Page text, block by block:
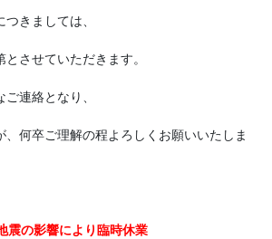
きましては、
させていただきます。
連絡となり、
、何卒ご理解の程よろしくお願いいたしま
震の影響により臨時休業